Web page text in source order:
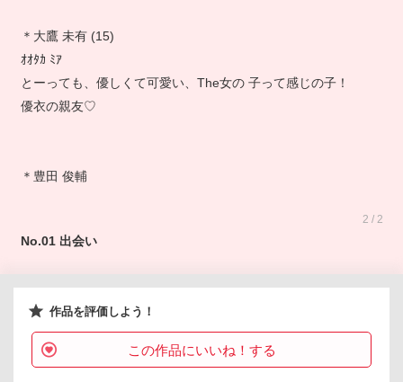
＊大鷹 未有 (15)
ｵｵﾀｶ ﾐｱ
とーっても、優しくて可愛い、The女の 子って感じの子！
優衣の親友♡
＊豊田 俊輔
2 / 2
No.01 出会い
作品を評価しよう！
この作品にいいね！する